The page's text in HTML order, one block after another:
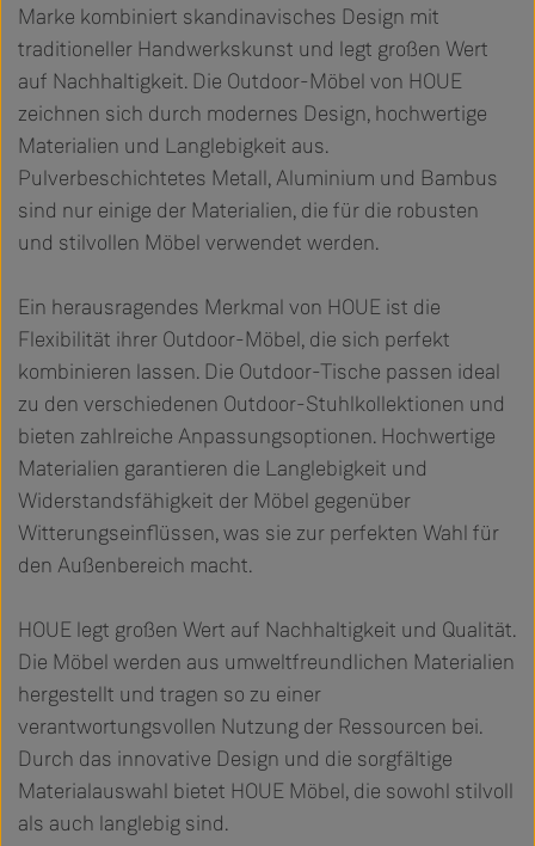
Marke kombiniert skandinavisches Design mit
traditioneller Handwerkskunst und legt großen Wert
auf Nachhaltigkeit. Die Outdoor-Möbel von HOUE
zeichnen sich durch modernes Design, hochwertige
Materialien und Langlebigkeit aus.
Pulverbeschichtetes Metall, Aluminium und Bambus
sind nur einige der Materialien, die für die robusten
und stilvollen Möbel verwendet werden.
Ein herausragendes Merkmal von HOUE ist die
Flexibilität ihrer Outdoor-Möbel, die sich perfekt
kombinieren lassen. Die Outdoor-Tische passen ideal
zu den verschiedenen Outdoor-Stuhlkollektionen und
bieten zahlreiche Anpassungsoptionen. Hochwertige
Materialien garantieren die Langlebigkeit und
Widerstandsfähigkeit der Möbel gegenüber
Witterungseinflüssen, was sie zur perfekten Wahl für
den Außenbereich macht.
HOUE legt großen Wert auf Nachhaltigkeit und Qualität.
Die Möbel werden aus umweltfreundlichen Materialien
hergestellt und tragen so zu einer
verantwortungsvollen Nutzung der Ressourcen bei.
Durch das innovative Design und die sorgfältige
Materialauswahl bietet HOUE Möbel, die sowohl stilvoll
als auch langlebig sind.